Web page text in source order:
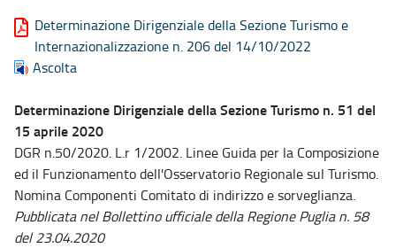
Determinazione Dirigenziale della Sezione Turismo e
Internazionalizzazione n. 206 del 14/10/2022
Ascolta
Determinazione Dirigenziale della Sezione Turismo n. 51 del
15 aprile 2020
DGR n.50/2020. L.r 1/2002. Linee Guida per la Composizione
ed il Funzionamento dell'Osservatorio Regionale sul Turismo.
Nomina Componenti Comitato di indirizzo e sorveglianza.
Pubblicata nel Bollettino ufficiale della Regione Puglia n. 58
del 23.04.2020